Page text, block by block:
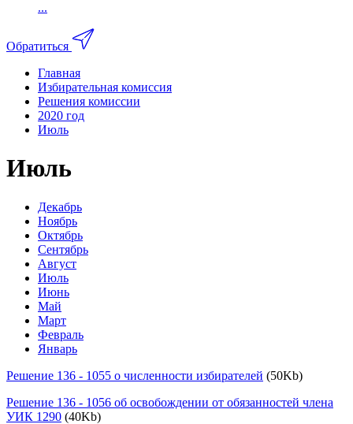
...
Обратиться
Главная
Избирательная комиссия
Решения комиссии
2020 год
Июль
Июль
Декабрь
Ноябрь
Октябрь
Сентябрь
Август
Июль
Июнь
Май
Март
Февраль
Январь
Решение 136 - 1055 о численности избирателей (50Kb)
Решение 136 - 1056 об освобождении от обязанностей члена
УИК 1290 (40Kb)